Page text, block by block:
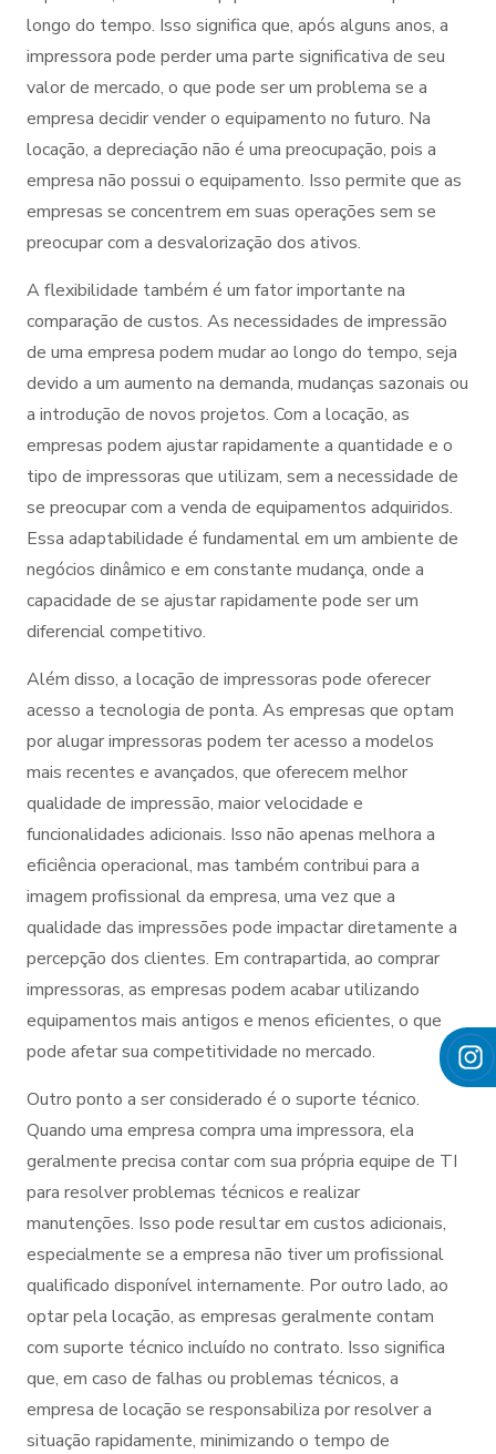
longo do tempo. Isso significa que, após alguns anos, a
impressora pode perder uma parte significativa de seu
valor de mercado, o que pode ser um problema se a
empresa decidir vender o equipamento no futuro. Na
locação, a depreciação não é uma preocupação, pois a
empresa não possui o equipamento. Isso permite que as
empresas se concentrem em suas operações sem se
preocupar com a desvalorização dos ativos.
A flexibilidade também é um fator importante na
comparação de custos. As necessidades de impressão
de uma empresa podem mudar ao longo do tempo, seja
devido a um aumento na demanda, mudanças sazonais ou
a introdução de novos projetos. Com a locação, as
empresas podem ajustar rapidamente a quantidade e o
tipo de impressoras que utilizam, sem a necessidade de
se preocupar com a venda de equipamentos adquiridos.
Essa adaptabilidade é fundamental em um ambiente de
negócios dinâmico e em constante mudança, onde a
capacidade de se ajustar rapidamente pode ser um
diferencial competitivo.
Além disso, a locação de impressoras pode oferecer
acesso a tecnologia de ponta. As empresas que optam
por alugar impressoras podem ter acesso a modelos
mais recentes e avançados, que oferecem melhor
qualidade de impressão, maior velocidade e
funcionalidades adicionais. Isso não apenas melhora a
eficiência operacional, mas também contribui para a
imagem profissional da empresa, uma vez que a
qualidade das impressões pode impactar diretamente a
percepção dos clientes. Em contrapartida, ao comprar
impressoras, as empresas podem acabar utilizando
equipamentos mais antigos e menos eficientes, o que
pode afetar sua competitividade no mercado.
Outro ponto a ser considerado é o suporte técnico.
Quando uma empresa compra uma impressora, ela
geralmente precisa contar com sua própria equipe de TI
para resolver problemas técnicos e realizar
manutenções. Isso pode resultar em custos adicionais,
especialmente se a empresa não tiver um profissional
qualificado disponível internamente. Por outro lado, ao
optar pela locação, as empresas geralmente contam
com suporte técnico incluído no contrato. Isso significa
que, em caso de falhas ou problemas técnicos, a
empresa de locação se responsabiliza por resolver a
situação rapidamente, minimizando o tempo de